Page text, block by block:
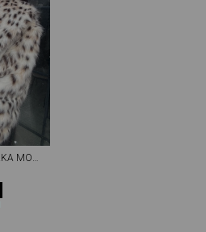
PREMIUM İNGILIZ YAKA MOB WİFE SUNI KÜRK MAXI KADIN KABAN LEOPAR